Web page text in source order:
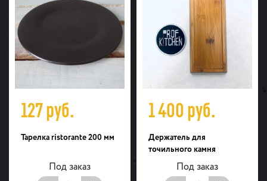
127руб.
Тарелка ristorante 200 мм
Под заказ
1 400руб.
Держатель для
точильного камня
Под заказ